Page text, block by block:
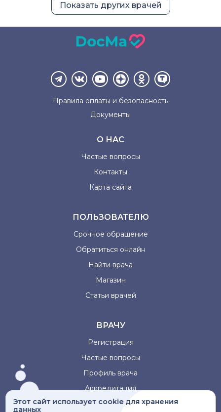
Показать других врачей
Этот сайт использует cookie для хранения
данных
Правила оплаты и безопасность
Документы
О НАС
Частые вопросы
Контакты
Карта сайта
ПОЛЬЗОВАТЕЛЮ
Срочное обращение
Обратиться онлайн
Найти врача
Магазин
Статьи врачей
ВРАЧУ
Регистрация
Частые вопросы
Профиль врача
Аккредитация